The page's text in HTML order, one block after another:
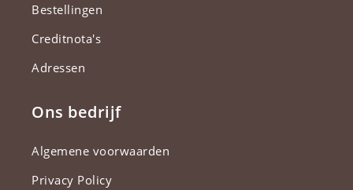
Bestellingen
Creditnota's
Adressen
Ons bedrijf
Algemene voorwaarden
Privacy Policy